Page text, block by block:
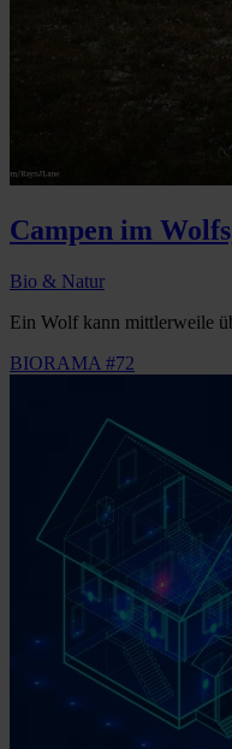
Campen im
Bio & Natur
Ein Wolf kann mittlerweile
BIORAMA #72